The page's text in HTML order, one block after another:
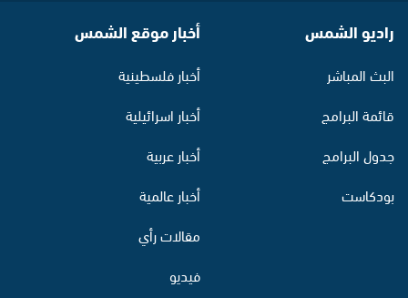
راديو الشمس
البث المباشر
قائمة البرامج
جدول البرامج
بودكاست
أخبار موقع الشمس
أخبار فلسطينية
أخبار اسرائيلية
أخبار عربية
أخبار عالمية
مقالات رأي
فيديو